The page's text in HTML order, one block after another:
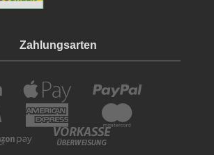
Zahlungsarten